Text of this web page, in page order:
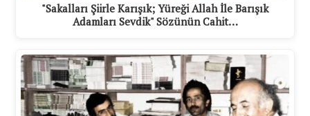
"Sakalları Şiirle Karışık; Yüreği Allah İle Barışık
Adamları Sevdik" Sözünün Cahit…